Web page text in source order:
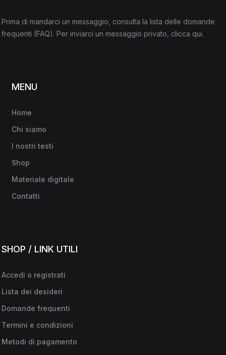
Prima di mandarci un messaggio, consulta la lista delle domande
frequenti (FAQ). Per inviarci un messaggio privato, clicca qui.
MENU
Home
Chi siamo
I nostri testi
Shop
Materiale digitale
Contatti
SHOP / LINK UTILI
Accedi o registrati
Lista dei desideri
Domande frequenti
Termini e condizioni
Metodi di pagamento